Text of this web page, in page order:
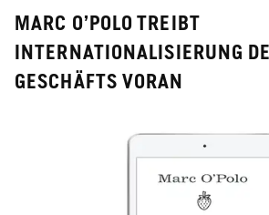
MARC O’POLO TREIBT
INTERNATIONALISIERUNG
GESCHÄFTS VORAN